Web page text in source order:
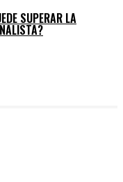
SUPERAR LA